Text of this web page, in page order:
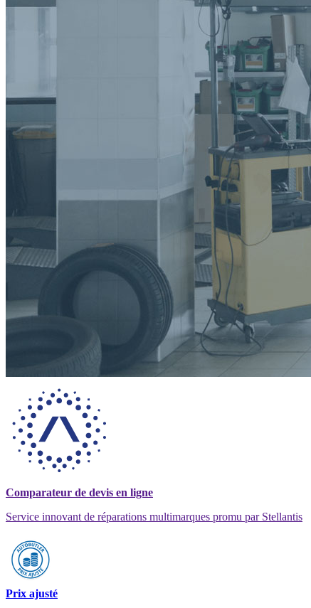
Comparateur de devis en ligne
Service innovant de réparations multimarques promu par Stellantis
Prix ajusté